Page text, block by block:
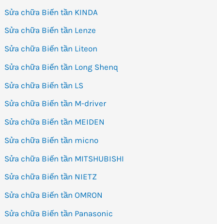
Sửa chữa Biến tần KINDA
Sửa chữa Biến tần Lenze
Sửa chữa Biến tần Liteon
Sửa chữa Biến tần Long Shenq
Sửa chữa Biến tần LS
Sửa chữa Biến tần M-driver
Sửa chữa Biến tần MEIDEN
Sửa chữa Biến tần micno
Sửa chữa Biến tần MITSHUBISHI
Sửa chữa Biến tần NIETZ
Sửa chữa Biến tần OMRON
Sửa chữa Biến tần Panasonic